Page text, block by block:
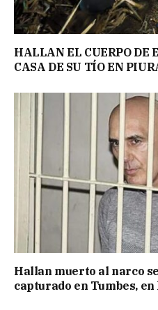
HALLAN EL CUERPO DE
CASA DE SU TÍO EN
Hallan muerto al narco
capturado en Tumbes,